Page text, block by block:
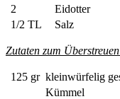
2
Eidotter
1/2 TL
Salz
Zutaten zum
125 gr kleinwürfelig
Kümmel